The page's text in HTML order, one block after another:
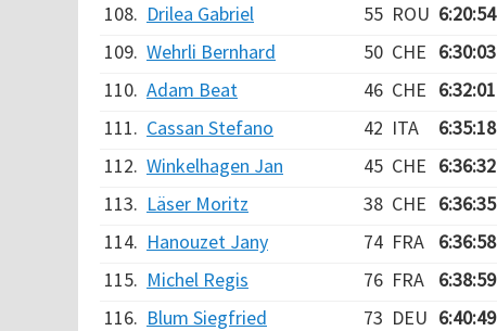
108. Drilea Gabriel 55 ROU 6:20:54
109. Wehrli Bernhard 50 CHE 6:30:03
110. Adam Beat 46 CHE 6:32:01
111. Cassan Stefano 42 ITA 6:35:18
112. Winkelhagen Jan 45 CHE 6:36:32
113. Läser Moritz 38 CHE 6:36:35
114. Hanouzet Jany 74 FRA 6:36:58
115. Michel Regis 76 FRA 6:38:59
116. Blum Siegfried 73 DEU 6:40:49